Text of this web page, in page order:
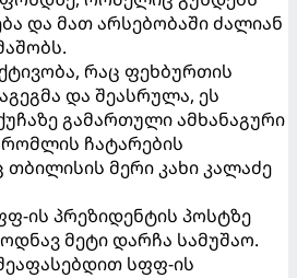
და მათ არსებობაში ძალიან
რაც ფეხბურთის
და შეასრულა, ეს
გამართული ამხანაგური
ჩატარების
თბილისის მერი კახი კალაძე
ის პრეზიდენტის პოსტზე
მეტი დარჩა სამუშაო.
სფფ-ის